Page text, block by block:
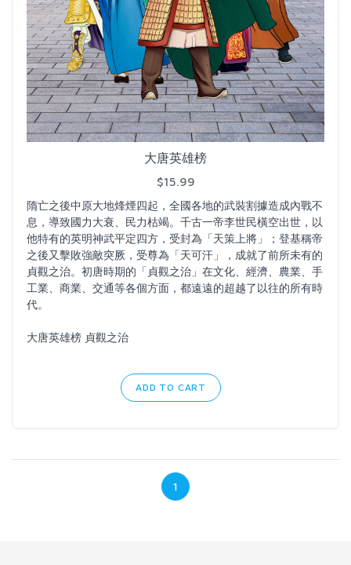
大唐英雄榜
$15.99
隋亡之後中原大地烽煙四起，全國各地的武裝割據造成內戰不
息，導致國力大衰、民力枯竭。千古一帝李世民橫空出世，以
他特有的英明神武平定四方，受封為「天策上將」；登基稱帝
之後又擊敗強敵突厥，受尊為「天可汗」，成就了前所未有的
貞觀之治。初唐時期的「貞觀之治」在文化、經濟、農業、手
工業、商業、交通等各個方面，都遠遠的超越了以往的所有時
代。
大唐英雄榜 貞觀之治
ADD TO CART
1